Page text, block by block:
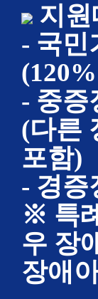
지
- 국민
- 중증
(다른
포함)
- 경증
※ 특
우 장
장애